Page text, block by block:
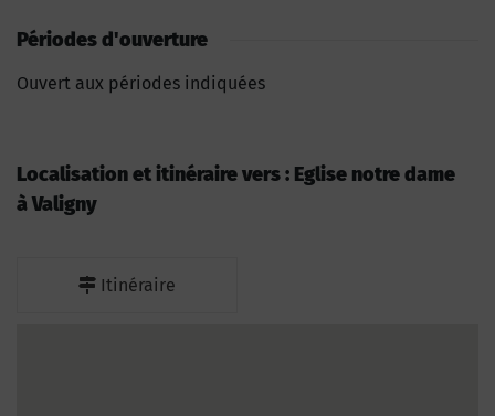
Périodes d'ouverture
Ouvert aux périodes indiquées
Localisation et itinéraire vers : Eglise notre dame
à Valigny
Itinéraire